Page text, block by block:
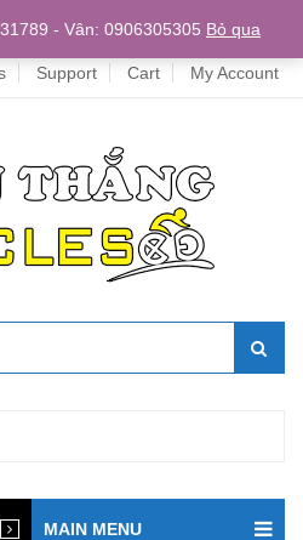
Home
Support Cart My Account
MAIN MENU
- Vân: 0906305305 Bỏ qua